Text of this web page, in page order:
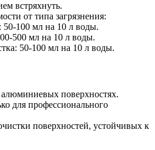
встряхнуть.
от типа загрязнения:
50-100 мл на 10 л воды.
500 мл на 10 л воды.
50-100 мл на 10 л воды.
алюминиевых поверхностях.
для профессионального
поверхностей, устойчивых к